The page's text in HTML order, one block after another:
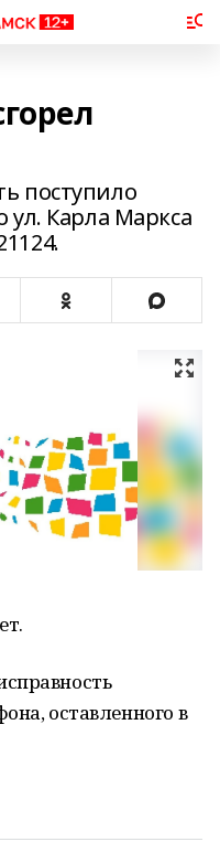
поступило
ул. Карла Маркса
оставленного в